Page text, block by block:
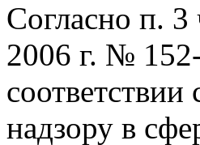
Согласно п. 3
2006 г. №
надзору в